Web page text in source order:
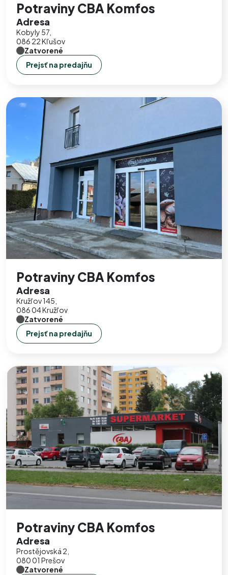
Potraviny CBA Komfos
Adresa
Kobyly 57,
086 22 Kľušov
Zatvorené
Prejsť na predajňu
Potraviny CBA Komfos
Adresa
Kružľov 145,
086 04 Kružľov
Zatvorené
Prejsť na predajňu
Potraviny CBA Komfos
Adresa
Prostějovská 2,
080 01 Prešov
Zatvorené